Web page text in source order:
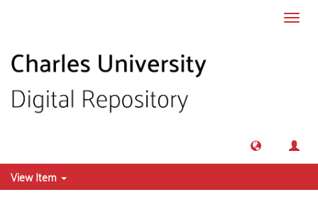
View Item